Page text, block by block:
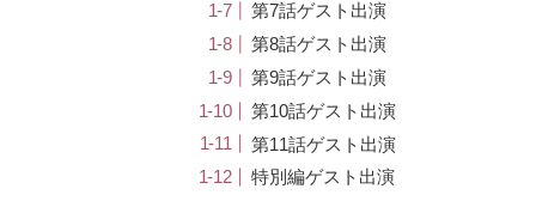
第7話ゲスト出演
第8話ゲスト出演
第9話ゲスト出演
第10話ゲスト出演
第11話ゲスト出演
特別編ゲスト出演